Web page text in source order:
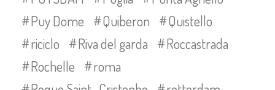
Puy Dome
Quiberon
Quistello
riciclo
Riva del garda
Roccastrada
Rochelle
roma